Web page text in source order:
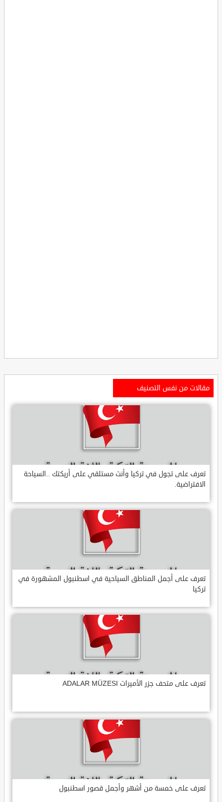
مقالات من نفس التصنيف
تعرف على تجول في تركيا وأنت مستلقي على أريكتك ..السياحة
الافتراضية.
تعرف على أجمل المناطق السياحية في اسطنبول المشهورة في
تركيا
تعرف على متحف جزر الأميرات ADALAR MÜZESI
تعرف على خمسة من أشهر وأجمل قصور اسطنبول